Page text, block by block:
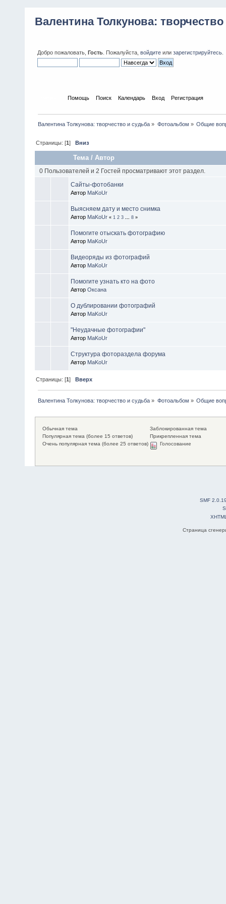
Валентина Толкунова:
Добро пожаловать, Гость . Пожалуйста, войдите или зарегистрируйтесь
Помощь Поиск Календарь Вход Регистрация
Валентина Толкунова: творчество и судьба » Фотоальбом » Общие
Страницы: [1]Вниз
Тема / Автор
0 Пользователей и 2 Гостей просматривают этот раздел.
Сайты-фотобанки
Автор MaKoUr
Выясняем дату и место снимка
Автор MaKoUr « 1 2 3 8 »
Помогите отыскать фотографию
Автор MaKoUr
Видеоряды из фотографий
Автор MaKoUr
Помогите узнать кто на фото
Автор Оксана
О дублировании фотографий
Автор MaKoUr
"Неудачные фотографии"
Автор MaKoUr
Структура фотораздела форума
Автор MaKoUr
Страницы: [1]Вверх
Валентина Толкунова: творчество и судьба » Фотоальбом » Общие
Обычная тема
Популярная тема (более 15 ответов)
Очень популярная тема (более 25 ответов)
Заблокированная тема
Прикрепленная тема
Голосование
SMF
Страница